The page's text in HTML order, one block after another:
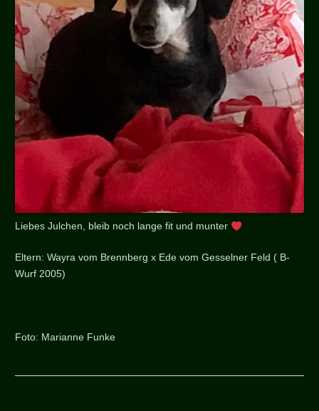
Liebes Julchen, bleib noch lange fit und munter
Eltern: Wayra vom Brennberg x Ede vom Gesselner Feld ( B-
Wurf 2005)
Foto: Marianne Funke